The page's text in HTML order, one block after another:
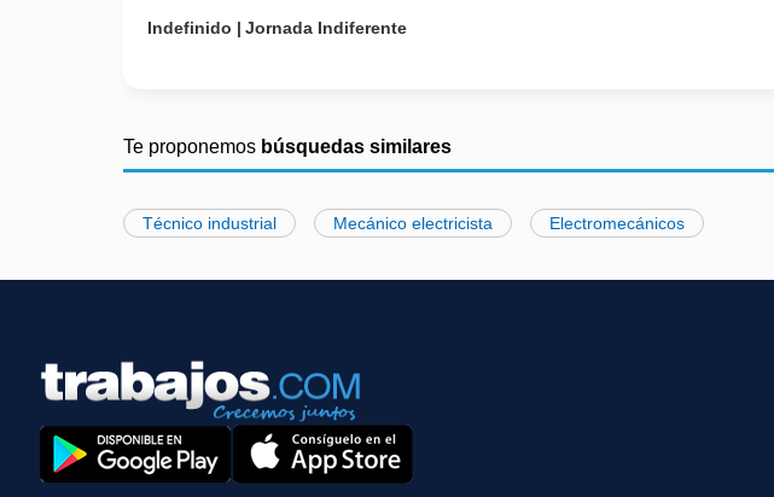
Indefinido
Jornada Indiferente
Te proponemos búsquedas similares
Técnico industrial Mecánico electricista Electromecánicos